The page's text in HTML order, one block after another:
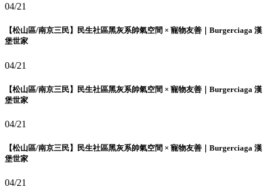
04/21
【松山區/南京三民】民生社區黑灰系帥氣空間 × 寵物友善｜Burgerciaga 漢
堡世家
04/21
【松山區/南京三民】民生社區黑灰系帥氣空間 × 寵物友善｜Burgerciaga 漢
堡世家
04/21
【松山區/南京三民】民生社區黑灰系帥氣空間 × 寵物友善｜Burgerciaga 漢
堡世家
04/21